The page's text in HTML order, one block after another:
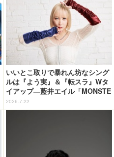
いいとこ取りで暴れん坊なシング
ルは『よう実』＆『転スラ』Wタ
イアップ―藍井エイル「MONSTE
R/絵空事」リリース記念インタビ
ュー
2026.7.22